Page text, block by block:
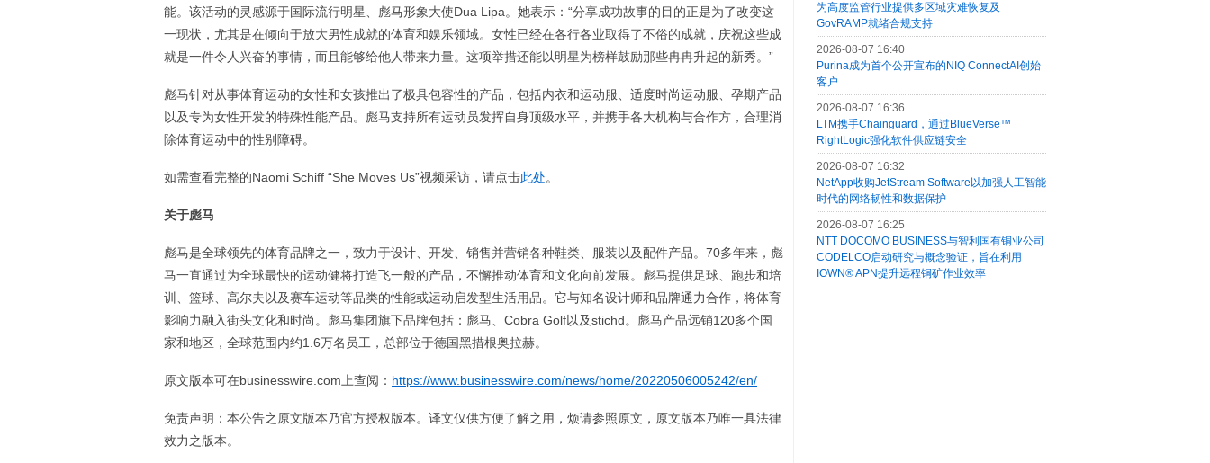
能。该活动的灵感源于国际流行明星、彪马形象大使Dua Lipa。她表示：“分享成功故事的目的正是为了改变这
一现状，尤其是在倾向于放大男性成就的体育和娱乐领域。女性已经在各行各业取得了不俗的成就，庆祝这些成
就是一件令人兴奋的事情，而且能够给他人带来力量。这项举措还能以明星为榜样鼓励那些冉冉升起的新秀。”
彪马针对从事体育运动的女性和女孩推出了极具包容性的产品，包括内衣和运动服、适度时尚运动服、孕期产品
以及专为女性开发的特殊性能产品。彪马支持所有运动员发挥自身顶级水平，并携手各大机构与合作方，合理消
除体育运动中的性别障碍。
如需查看完整的Naomi Schiff “She Moves Us”视频采访，请点击此处。
关于彪马
彪马是全球领先的体育品牌之一，致力于设计、开发、销售并营销各种鞋类、服装以及配件产品。70多年来，彪
马一直通过为全球最快的运动健将打造飞一般的产品，不懈推动体育和文化向前发展。彪马提供足球、跑步和培
训、篮球、高尔夫以及赛车运动等品类的性能或运动启发型生活用品。它与知名设计师和品牌通力合作，将体育
影响力融入街头文化和时尚。彪马集团旗下品牌包括：彪马、Cobra Golf以及stichd。彪马产品远销120多个国
家和地区，全球范围内约1.6万名员工，总部位于德国黑措根奥拉赫。
原文版本可在businesswire.com上查阅： https://www.businesswire.com/news/home/20220506005242/en/
免责声明：本公告之原文版本乃官方授权版本。译文仅供方便了解之用，烦请参照原文，原文版本乃唯一具法律
效力之版本。
为高度监管行业提供多区域灾难恢复及
GovRAMP就绪合规支持
2026-08-07 16:40
Purina成为首个公开宣布的NIQ ConnectAI创始
客户
2026-08-07 16:36
LTM携手Chainguard，通过BlueVerse™
RightLogic强化软件供应链安全
2026-08-07 16:32
NetApp收购JetStream Software以加强人工智能
时代的网络韧性和数据保护
2026-08-07 16:25
NTT DOCOMO BUSINESS与智利国有铜业公司
CODELCO启动研究与概念验证，旨在利用
IOWN® APN提升远程铜矿作业效率